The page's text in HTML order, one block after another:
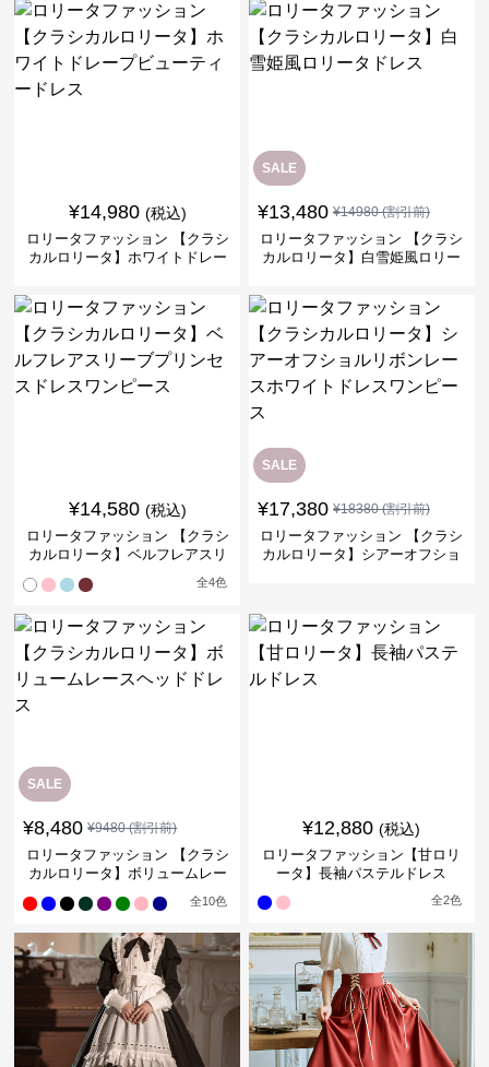
¥14,980 (税込)
ロリータファッション 【クラシ
カルロリータ】ホワイトドレー
SALE
¥13,480 ¥14980(割引前)
ロリータファッション 【クラシ
カルロリータ】白雪姫風ロリー
¥14,580 (税込)
ロリータファッション 【クラシ
カルロリータ】ベルフレアスリ
全4色
SALE
¥17,380 ¥18380(割引前)
ロリータファッション 【クラシ
カルロリータ】シアーオフショ
SALE
¥8,480 ¥9480(割引前)
ロリータファッション 【クラシ
カルロリータ】ボリュームレー
全10色
¥12,880 (税込)
ロリータファッション【甘ロリ
ータ】長袖パステルドレス
全2色